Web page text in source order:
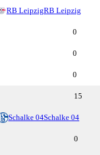
RB LeipzigRB Leipzig
0
0
0
15
Schalke 04Schalke 04
0